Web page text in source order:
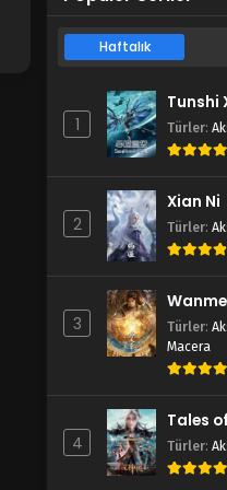
Haftalık
1
Tunshi
Türler:
2
Xian Ni
Türler:
3 Türler:
Macera
4
Tales
Türler: